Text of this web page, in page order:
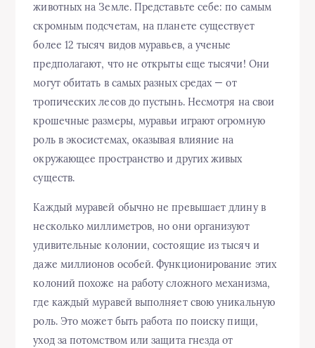
животных на Земле. Представьте себе: по самым
скромным подсчетам, на планете существует
более 12 тысяч видов муравьев, а ученые
предполагают, что не открыты еще тысячи! Они
могут обитать в самых разных средах — от
тропических лесов до пустынь. Несмотря на свои
крошечные размеры, муравьи играют огромную
роль в экосистемах, оказывая влияние на
окружающее пространство и других живых
существ.
Каждый муравей обычно не превышает длину в
несколько миллиметров, но они организуют
удивительные колонии, состоящие из тысяч и
даже миллионов особей. Функционирование этих
колоний похоже на работу сложного механизма,
где каждый муравей выполняет свою уникальную
роль. Это может быть работа по поиску пищи,
уход за потомством или защита гнезда от